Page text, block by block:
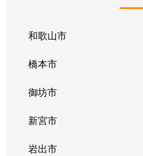
和歌山市
橋本市
御坊市
新宮市
岩出市